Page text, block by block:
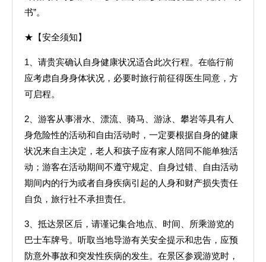
书”。
★【安全须知】
1、请贵宾确认自身健康状况适合此次行程。在临行前
应考虑自身身体状况，必要时旅行前征得医生同意，方
可启程。
2、游客从事潜水、漂流、骑马、游泳、攀岩等具有人
身危险性的活动和自由活动时，一定要根据自身的健康
状况来自主决定，老人和孩子应有家人陪同不能单独活
动；游客在活动期间不遵守规定、自身过错、自由活动
期间内的行为或者自身疾病引起的人身和财产损失责任
自负，旅行社不承担责任。
3、抵达景区后，请谨记集合地点、时间、所乘游览的
巴士车牌号。听取当地导游有关安全提示和忠告，应预
防意外事故和突发性疾病的发生。在景区参观游览时，